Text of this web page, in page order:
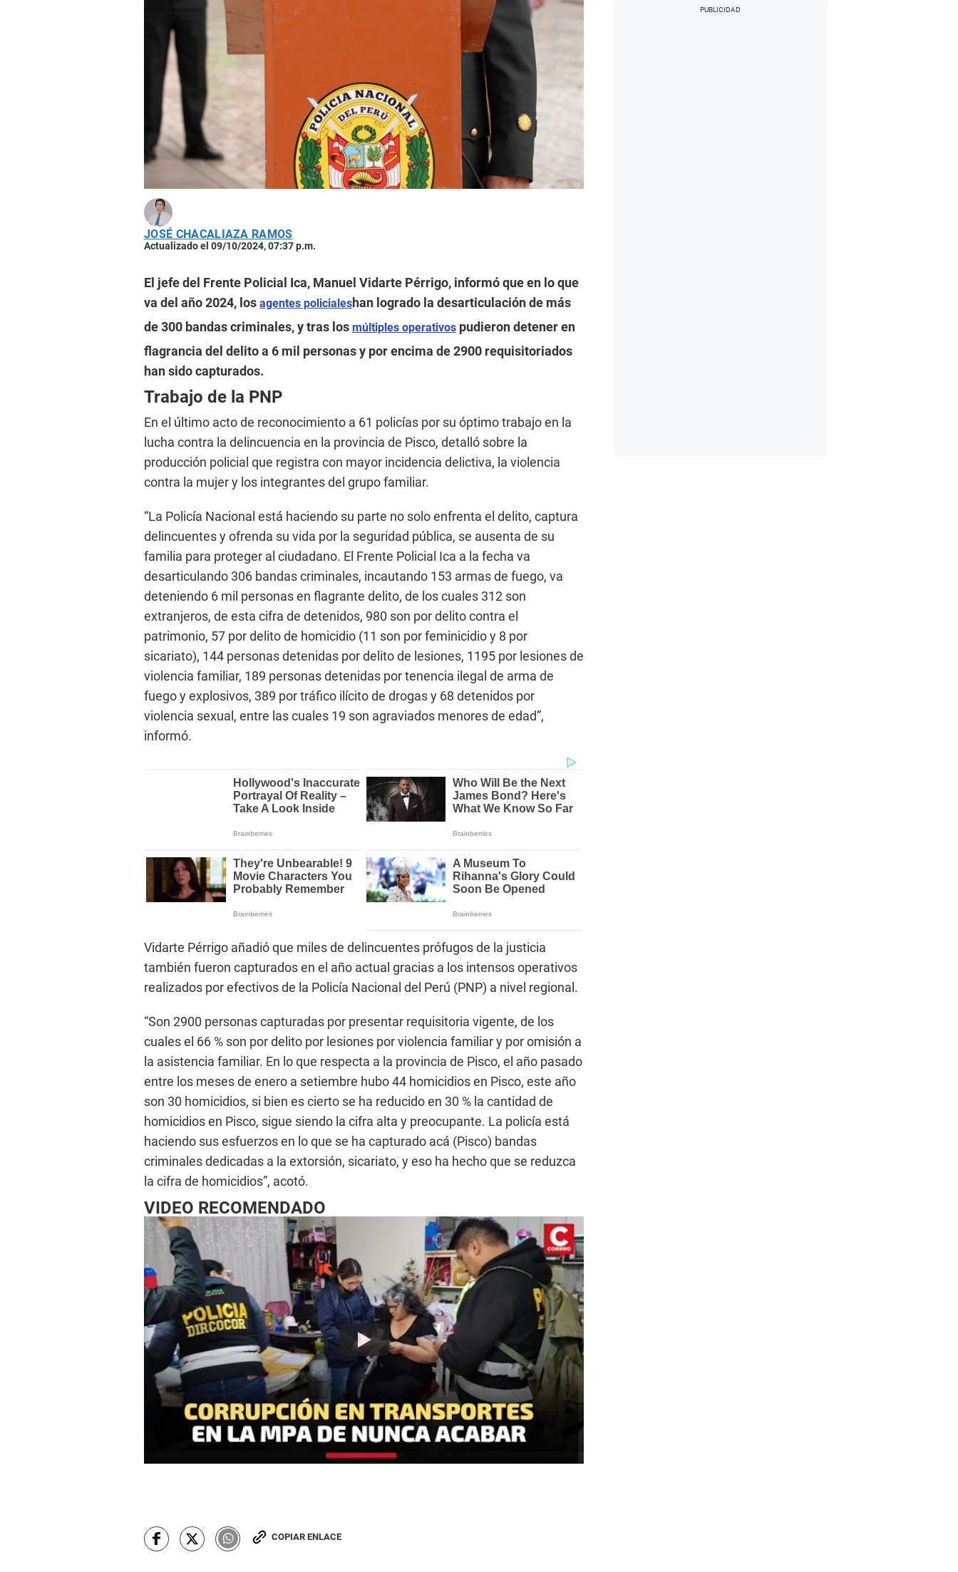
JOSÉ CHACALIAZA RAMOS
Actualizado el 09/10/2024, 07:37 p.m.
El jefe del Frente Policial Ica, Manuel Vidarte Pérrigo, informó que en lo que
va del año 2024, los agentes policialeshan logrado la desarticulación de más
de 300 bandas criminales, y tras los múltiples operativos pudieron detener en
flagrancia del delito a 6 mil personas y por encima de 2900 requisitoriados
han sido capturados.
Trabajo de la PNP
En el último acto de reconocimiento a 61 policías por su óptimo trabajo en la
lucha contra la delincuencia en la provincia de Pisco, detalló sobre la
producción policial que registra con mayor incidencia delictiva, la violencia
contra la mujer y los integrantes del grupo familiar.
“La Policía Nacional está haciendo su parte no solo enfrenta el delito, captura
delincuentes y ofrenda su vida por la seguridad pública, se ausenta de su
familia para proteger al ciudadano. El Frente Policial Ica a la fecha va
desarticulando 306 bandas criminales, incautando 153 armas de fuego, va
deteniendo 6 mil personas en flagrante delito, de los cuales 312 son
extranjeros, de esta cifra de detenidos, 980 son por delito contra el
patrimonio, 57 por delito de homicidio (11 son por feminicidio y 8 por
sicariato), 144 personas detenidas por delito de lesiones, 1195 por lesiones de
violencia familiar, 189 personas detenidas por tenencia ilegal de arma de
fuego y explosivos, 389 por tráfico ilícito de drogas y 68 detenidos por
violencia sexual, entre las cuales 19 son agraviados menores de edad”,
informó.
Vidarte Pérrigo añadió que miles de delincuentes prófugos de la justicia
también fueron capturados en el año actual gracias a los intensos operativos
realizados por efectivos de la Policía Nacional del Perú (PNP) a nivel regional.
“Son 2900 personas capturadas por presentar requisitoria vigente, de los
cuales el 66 % son por delito por lesiones por violencia familiar y por omisión a
la asistencia familiar. En lo que respecta a la provincia de Pisco, el año pasado
entre los meses de enero a setiembre hubo 44 homicidios en Pisco, este año
son 30 homicidios, si bien es cierto se ha reducido en 30 % la cantidad de
homicidios en Pisco, sigue siendo la cifra alta y preocupante. La policía está
haciendo sus esfuerzos en lo que se ha capturado acá (Pisco) bandas
criminales dedicadas a la extorsión, sicariato, y eso ha hecho que se reduzca
la cifra de homicidios”, acotó.
VIDEO RECOMENDADO
COPIAR ENLACE